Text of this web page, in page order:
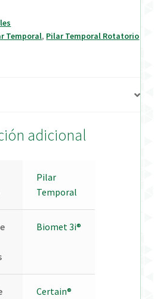
| Tienda Online!
Temporal, Pilar Temporal Rotatorio
adicional
Pilar
Temporal
Biomet 3i®
Certain®